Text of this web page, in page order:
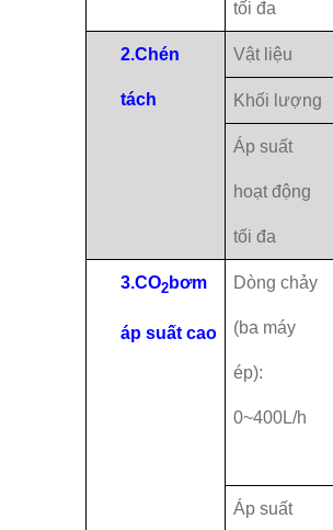
tối đa
2.Chén
tách
Vật liệu
Khối lượng
Áp suất
hoạt động
tối đa
3.CO2bơm
áp suất cao
Dòng chảy
(ba máy
ép):
0~400L/h
Áp suất